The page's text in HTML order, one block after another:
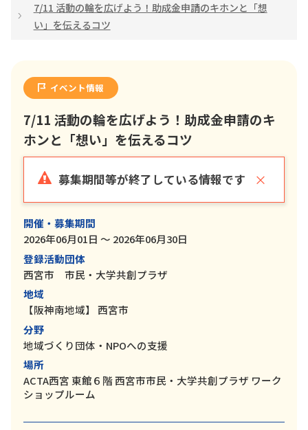
7/11 活動の輪を広げよう！助成金申請のキホンと「想
い」を伝えるコツ
イベント情報
7/11 活動の輪を広げよう！助成金申請のキ
ホンと「想い」を伝えるコツ
×
募集期間等が終了している情報です
開催・募集期間
2026年06月01日 ～ 2026年06月30日
登録活動団体
西宮市 市民・大学共創プラザ
地域
【阪神南地域】
西宮市
分野
地域づくり団体・NPOへの支援
場所
ACTA西宮 東館６階 西宮市市民・大学共創プラザ ワーク
ショップルーム